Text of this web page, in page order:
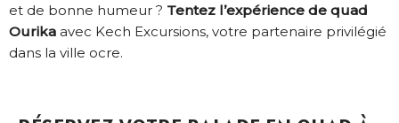
et de bonne humeur ? Tentez l’expérience de quad
Ourika avec Kech Excursions, votre partenaire privilégié
dans la ville ocre.